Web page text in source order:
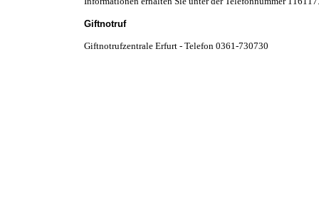
Giftnotruf
Giftnotrufzentrale Erfurt - Telefon 0361-730730